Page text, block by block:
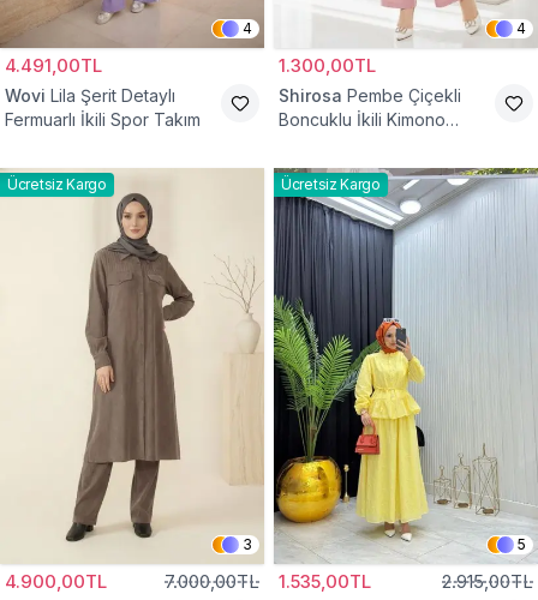
4
4.491,00TL
Wovi Lila Şerit Detaylı
Fermuarlı İkili Spor Takım
4
1.300,00TL
Shirosa Pembe Çiçekli
Boncuklu İkili Kimono
Ücretsiz Kargo
3
4.900,00TL 7.000,00TL
Ücretsiz Kargo
5
1.535,00TL 2.915,00TL